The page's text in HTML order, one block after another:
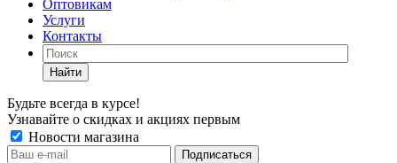
Оптовикам
Услуги
Контакты
Найти
Будьте всегда в курсе!
Узнавайте о скидках и акциях первым
Новости магазина